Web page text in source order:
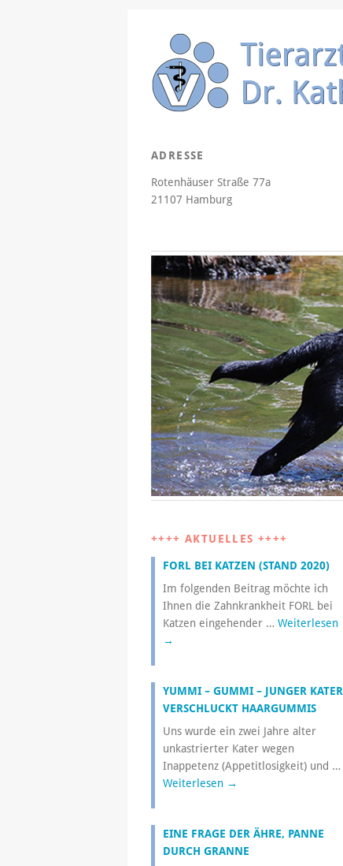
ADRESSE
Rotenhäuser Straße 77a
21107 Hamburg
++++ AKTUELLES ++++
FORL BEI KATZEN (STAND 2020)
Im folgenden Beitrag möchte ich
Ihnen die Zahnkrankheit FORL bei
Katzen eingehender … Weiterlesen
→
YUMMI – GUMMI – JUNGER KATER
VERSCHLUCKT HAARGUMMIS
Uns wurde ein zwei Jahre alter
unkastrierter Kater wegen
Inappetenz (Appetitlosigkeit) und …
Weiterlesen →
EINE FRAGE DER ÄHRE, PANNE
DURCH GRANNE